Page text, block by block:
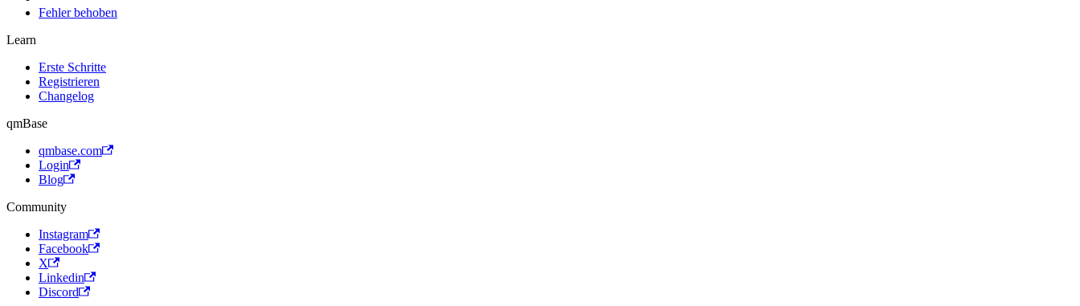
Fehler behoben
Learn
Erste Schritte
Registrieren
Changelog
qmBase
qmbase.com
Login
Blog
Community
Instagram
Facebook
X
Linkedin
Discord